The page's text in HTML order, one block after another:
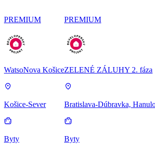
PREMIUM
WatsoNova Košice
Košice-Sever
Byty
PREMIUM
ZELENÉ ZÁLUHY 2. fáza
Bratislava-Dúbravka,
Byty